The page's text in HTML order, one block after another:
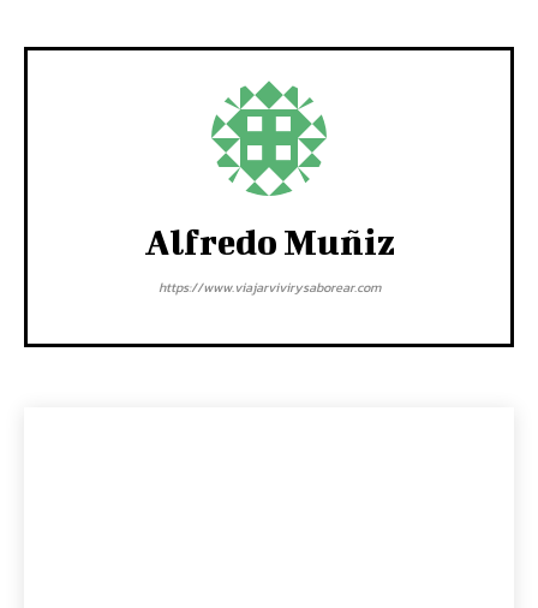
Alfredo Muñiz
https://www.viajarvivirysaborear.com